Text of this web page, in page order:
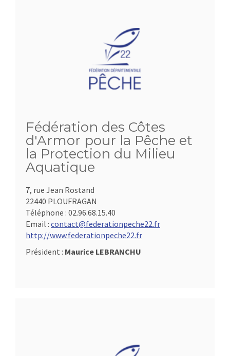
Fédération des Côtes
d'Armor pour la Pêche et
la Protection du Milieu
Aquatique
7, rue Jean Rostand
22440 PLOUFRAGAN
Téléphone : 02.96.68.15.40
Email : contact@federationpeche22.fr
http://www.federationpeche22.fr
Président : Maurice LEBRANCHU